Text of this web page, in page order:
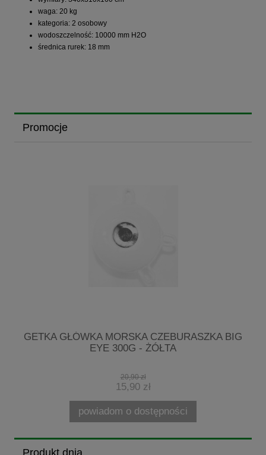
waga: 20 kg
kategoria: 2 osobowy
wodoszczelność: 10000 mm H2O
średnica rurek: 18 mm
Promocje
GETKA GŁÓWKA MORSKA CZEBURASZKA BIG
EYE 300G - ŻÓŁTA
20,90 zł
15,90 zł
powiadom o dostępności